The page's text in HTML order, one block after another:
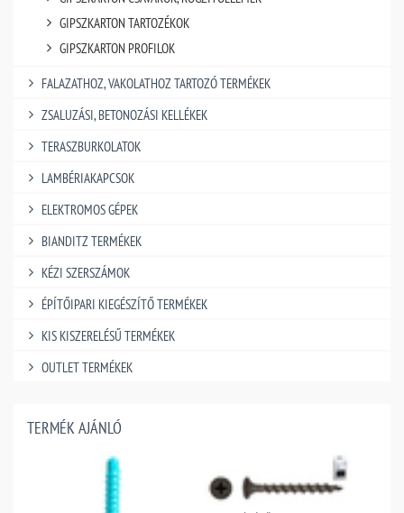
GIPSZKARTON TARTOZÉKOK
GIPSZKARTON PROFILOK
FALAZATHOZ, VAKOLATHOZ TARTOZÓ TERMÉKEK
ZSALUZÁSI, BETONOZÁSI KELLÉKEK
TERASZBURKOLATOK
LAMBÉRIAKAPCSOK
ELEKTROMOS GÉPEK
BIANDITZ TERMÉKEK
KÉZI SZERSZÁMOK
ÉPÍTŐIPARI KIEGÉSZÍTŐ TERMÉKEK
KIS KISZERELÉSŰ TERMÉKEK
OUTLET TERMÉKEK
TERMÉK AJÁNLÓ